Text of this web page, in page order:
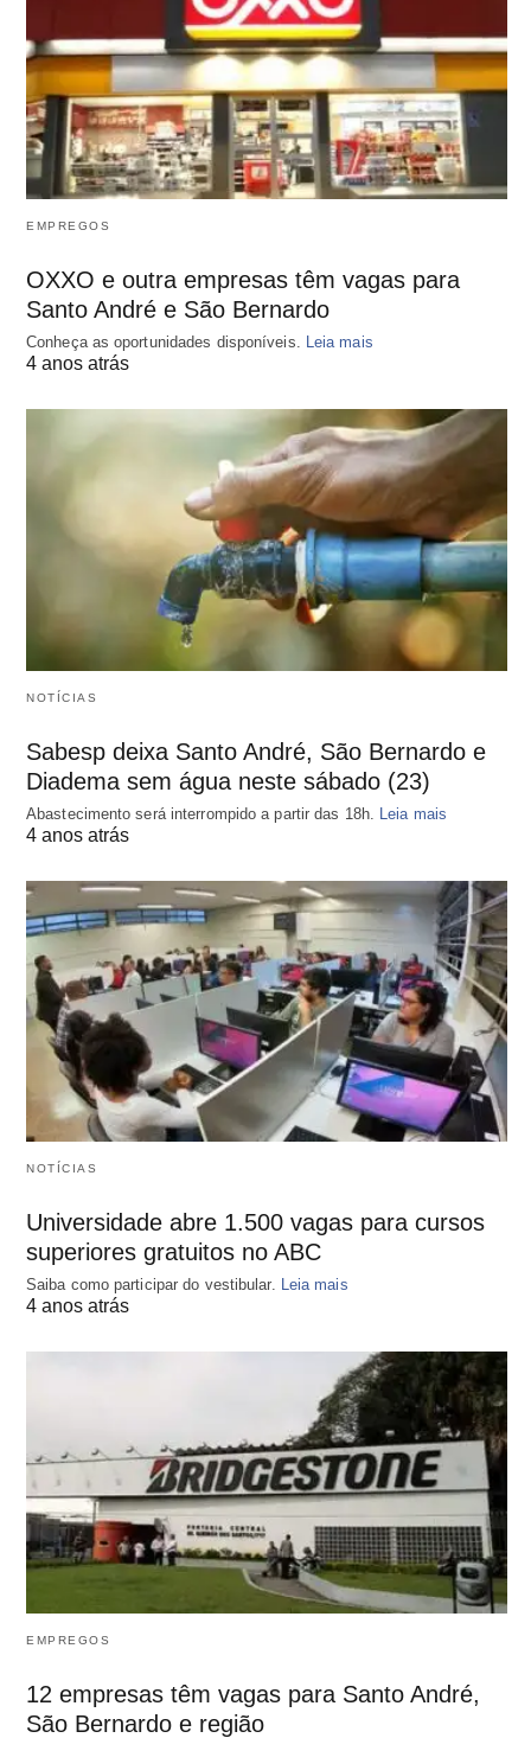
EMPREGOS
OXXO e outra empresas têm vagas para
Santo André e São Bernardo
Conheça as oportunidades disponíveis. Leia mais
4 anos atrás
NOTÍCIAS
Sabesp deixa Santo André, São Bernardo e
Diadema sem água neste sábado (23)
Abastecimento será interrompido a partir das 18h. Leia mais
4 anos atrás
NOTÍCIAS
Universidade abre 1.500 vagas para cursos
superiores gratuitos no ABC
Saiba como participar do vestibular. Leia mais
4 anos atrás
EMPREGOS
12 empresas têm vagas para Santo André,
São Bernardo e região